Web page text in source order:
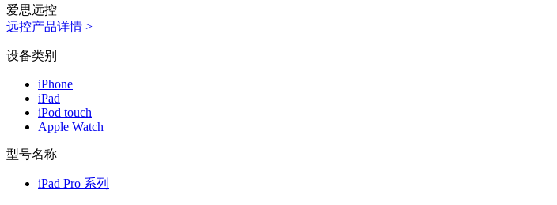
爱思远控
远控产品详情 >
设备类别
iPhone
iPad
iPod touch
Apple Watch
型号名称
iPad Pro 系列